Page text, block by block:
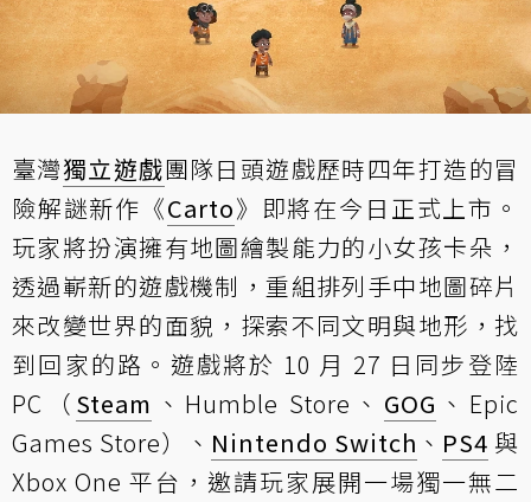
臺灣獨立遊戲團隊日頭遊戲歷時四年打造的冒
險解謎新作《Carto》即將在今日正式上市。
玩家將扮演擁有地圖繪製能力的小女孩卡朵，
透過嶄新的遊戲機制，重組排列手中地圖碎片
來改變世界的面貌，探索不同文明與地形，找
到回家的路。遊戲將於 10 月 27 日同步登陸
PC（ Steam 、Humble Store、 GOG 、Epic
Games Store）、 Nintendo Switch 、 PS4 與
Xbox One 平台，邀請玩家展開一場獨一無二